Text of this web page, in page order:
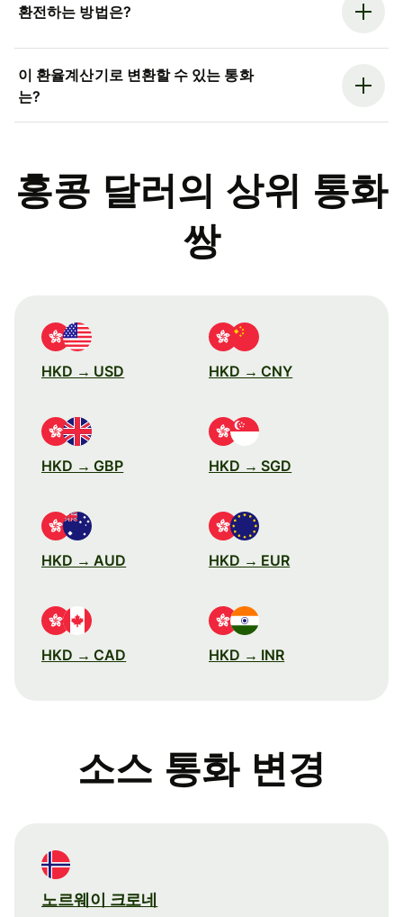
환전하는 방법은?
이 환율계산기로 변환할 수 있는 통화
는?
홍콩 달러의 상위 통화
쌍
HKD → USD HKD → CNY
HKD → GBP HKD → SGD
HKD → AUD HKD → EUR
HKD → CAD HKD → INR
소스 통화 변경
노르웨이 크로네